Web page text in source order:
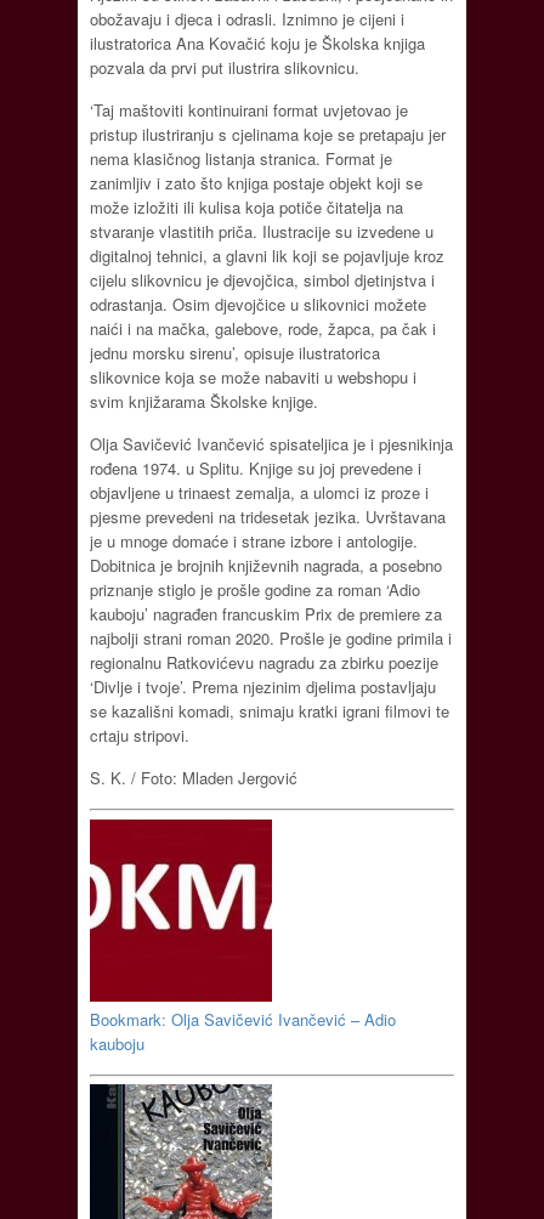
obožavaju i djeca i odrasli. Iznimno je cijeni i
ilustratorica Ana Kovačić koju je Školska knjiga
pozvala da prvi put ilustrira slikovnicu.
‘Taj maštoviti kontinuirani format uvjetovao je
pristup ilustriranju s cjelinama koje se pretapaju jer
nema klasičnog listanja stranica. Format je
zanimljiv i zato što knjiga postaje objekt koji se
može izložiti ili kulisa koja potiče čitatelja na
stvaranje vlastitih priča. Ilustracije su izvedene u
digitalnoj tehnici, a glavni lik koji se pojavljuje kroz
cijelu slikovnicu je djevojčica, simbol djetinjstva i
odrastanja. Osim djevojčice u slikovnici možete
naići i na mačka, galebove, rode, žapca, pa čak i
jednu morsku sirenu’, opisuje ilustratorica
slikovnice koja se može nabaviti u webshopu i
svim knjižarama Školske knjige.
Olja Savičević Ivančević spisateljica je i pjesnikinja
rođena 1974. u Splitu. Knjige su joj prevedene i
objavljene u trinaest zemalja, a ulomci iz proze i
pjesme prevedeni na tridesetak jezika. Uvrštavana
je u mnoge domaće i strane izbore i antologije.
Dobitnica je brojnih književnih nagrada, a posebno
priznanje stiglo je prošle godine za roman ‘Adio
kauboju’ nagrađen francuskim Prix de premiere za
najbolji strani roman 2020. Prošle je godine primila i
regionalnu Ratkovićevu nagradu za zbirku poezije
‘Divlje i tvoje’. Prema njezinim djelima postavljaju
se kazališni komadi, snimaju kratki igrani filmovi te
crtaju stripovi.
S. K. / Foto: Mladen Jergović
Bookmark: Olja Savičević Ivančević – Adio
kauboju